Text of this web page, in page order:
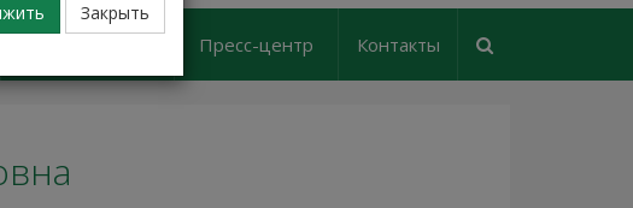
Клинические
Пресс-центр Контакты
Закрыть